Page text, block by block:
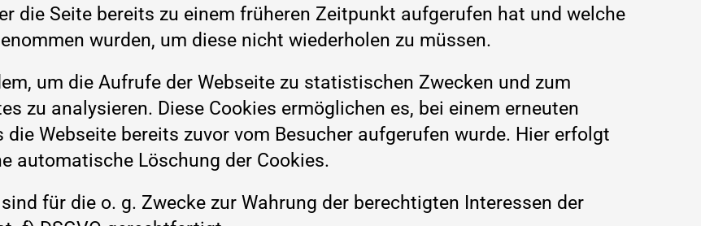
die Seite bereits zu einem früheren Zeitpunkt aufgerufen hat und welche
wurden, um diese nicht wiederholen zu müssen.
um die Aufrufe der Webseite zu statistischen Zwecken und zum
zu analysieren. Diese Cookies ermöglichen es, bei einem erneuten
Webseite bereits zuvor vom Besucher aufgerufen wurde. Hier erfolgt
automatische Löschung der Cookies.
für die o. g. Zwecke zur Wahrung der berechtigten Interessen der